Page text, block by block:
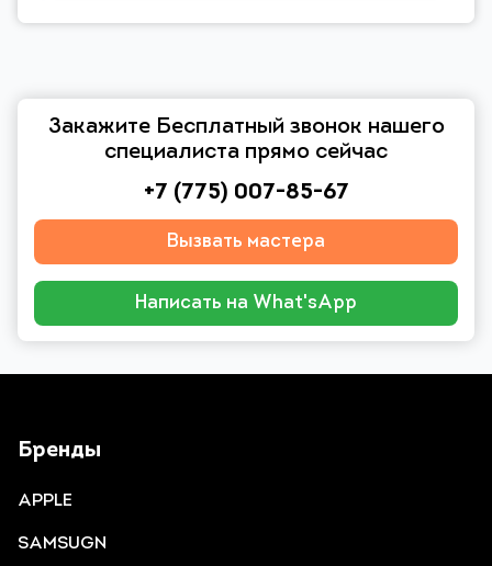
Закажите Бесплатный звонок нашего
специалиста прямо сейчас
+7 (775) 007-85-67
Вызвать мастера
Написать на What'sApp
Бренды
APPLE
SAMSUGN